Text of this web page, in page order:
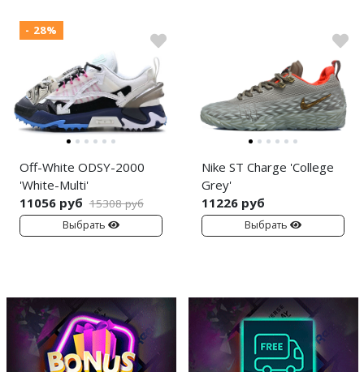
- 28%
Off-White ODSY-2000
'White-Multi'
11056 руб 15308 руб
Выбрать
Nike ST Charge 'College
Grey'
11226 руб
Выбрать